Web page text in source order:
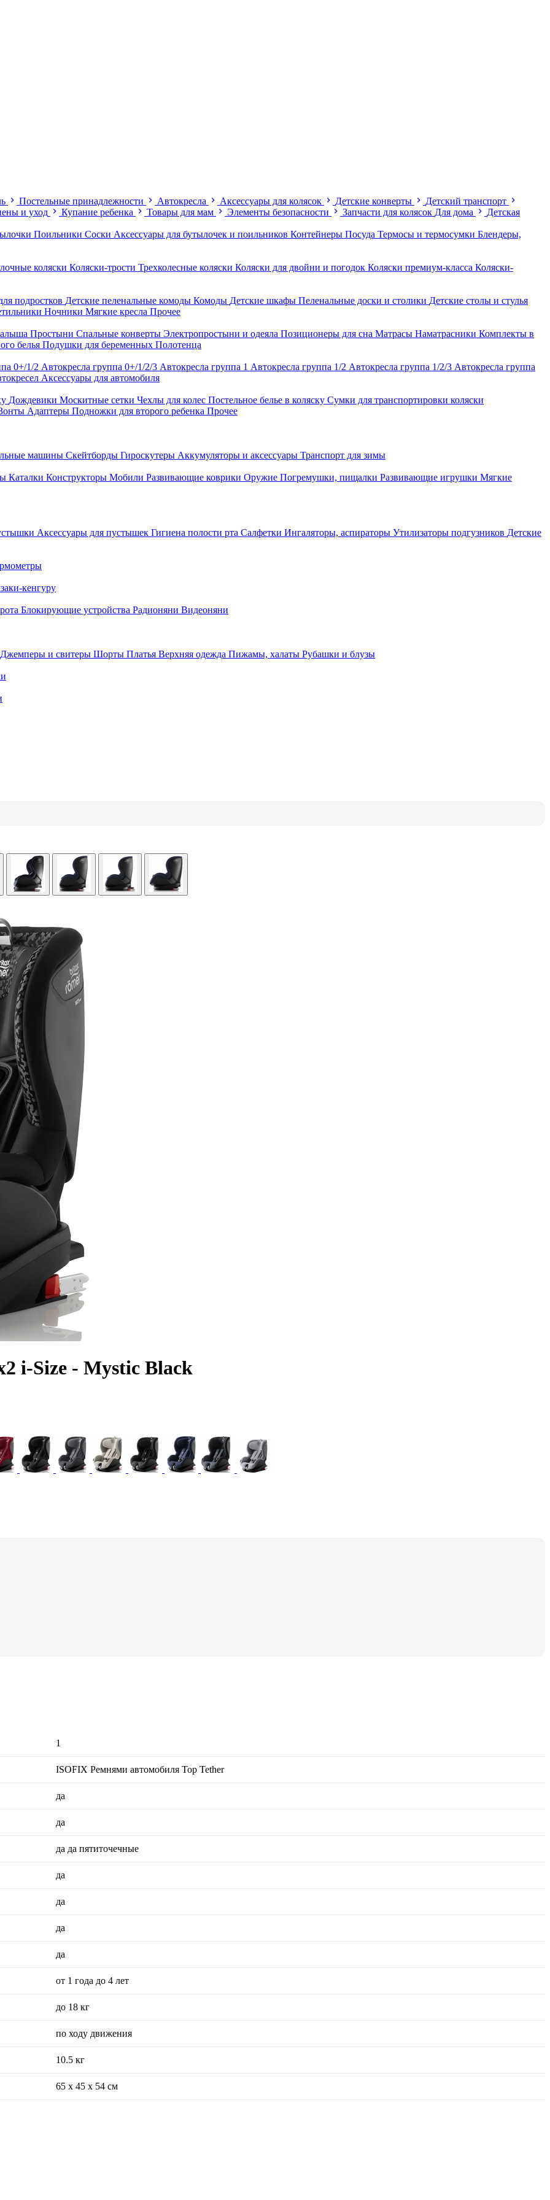
Постельные принадлежности Автокресла Аксессуары для колясок Детские конверты
Детский транспорт
и уход
Купание ребенка Товары для мам Элементы безопасности Запчасти для колясок Для дома Детская
Поильники Соски Аксессуары для бутылочек и поильников Контейнеры Посуда Термосы и термосумки Блендеры,
коляски Коляски-трости Трехколесные коляски Коляски для двойни и погодок Коляски премиум-класса Коляски-
подростков Детские пеленальные комоды Комоды Детские шкафы Пеленальные доски и столики Детские столы и стулья
Ночники Мягкие кресла Прочее
Простыни Спальные конверты Электропростыни и одеяла Позиционеры для сна Матрасы Наматрасники Комплекты в
белья Подушки для беременных Полотенца
0+/1/2 Автокресла группа 0+/1/2/3 Автокресла группа 1 Автокресла группа 1/2 Автокресла группа 1/2/3 Автокресла группа
Аксессуары для автомобиля
Дождевики Москитные сетки Чехлы для колес Постельное белье в коляску Сумки для транспортировки коляски
Адаптеры Подножки для второго ребенка Прочее
машины Скейтборды Гироскутеры Аккумуляторы и аксессуары Транспорт для зимы
Каталки Конструкторы Мобили Развивающие коврики Оружие Погремушки, пищалки Развивающие игрушки Мягкие
Аксессуары для пустышек Гигиена полости рта Салфетки Ингаляторы, аспираторы Утилизаторы подгузников Детские
кенгуру
Блокирующие устройства Радионяни Видеоняни
Джемперы и свитеры Шорты Платья Верхняя одежда Пижамы, халаты Рубашки и блузы
i-Size - Mystic Black
1
ISOFIX Ремнями автомобиля Top Tether
да
да
да да пятиточечные
да
да
да
да
от 1 года до 4 лет
до 18 кг
по ходу движения
10.5 кг
65 x 45 x 54 см